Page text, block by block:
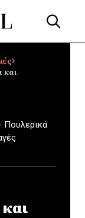
και
Πουλερικά